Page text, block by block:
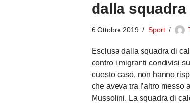
dalla
6 Ottobre 2019 Sport
Esclusa dalla squadra di
contro i migranti condivisi
questo caso, non hanno
che aveva tra l’altro messo
Mussolini. La squadra di